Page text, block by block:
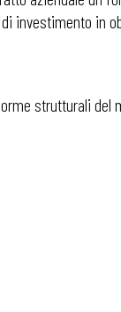
in
strutturali del